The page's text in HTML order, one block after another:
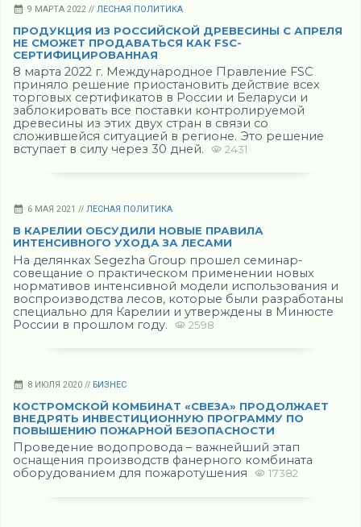
9 МАРТА 2022 // ЛЕСНАЯ ПОЛИТИКА
ПРОДУКЦИЯ ИЗ РОССИЙСКОЙ ДРЕВЕСИНЫ С АПРЕЛЯ
НЕ СМОЖЕТ ПРОДАВАТЬСЯ КАК FSC-
СЕРТИФИЦИРОВАННАЯ
8 марта 2022 г. Международное Правление FSC
приняло решение приостановить действие всех
торговых сертификатов в России и Беларуси и
заблокировать все поставки контролируемой
древесины из этих двух стран в связи со
сложившейся ситуацией в регионе. Это решение
вступает в силу через 30 дней.
2431
6 МАЯ 2021 // ЛЕСНАЯ ПОЛИТИКА
В КАРЕЛИИ ОБСУДИЛИ НОВЫЕ ПРАВИЛА
ИНТЕНСИВНОГО УХОДА ЗА ЛЕСАМИ
На делянках Segezha Group прошел семинар-
совещание о практическом применении новых
нормативов интенсивной модели использования и
воспроизводства лесов, которые были разработаны
специально для Карелии и утверждены в Минюсте
России в прошлом году.
2598
8 ИЮЛЯ 2020 // БИЗНЕС
КОСТРОМСКОЙ КОМБИНАТ «СВЕЗА» ПРОДОЛЖАЕТ
ВНЕДРЯТЬ ИНВЕСТИЦИОННУЮ ПРОГРАММУ ПО
ПОВЫШЕНИЮ ПОЖАРНОЙ БЕЗОПАСНОСТИ
Проведение водопровода – важнейший этап
оснащения производств фанерного комбината
оборудованием для пожаротушения
17382